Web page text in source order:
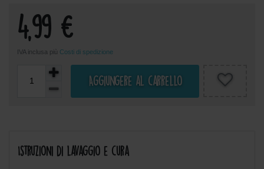
4,99 €
IVA inclusa più Costi di spedizione
Aggiungere al carrello
Istruzioni di lavaggio e cura